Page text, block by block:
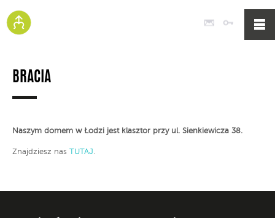
Poczta
BRACIA
Naszym domem w Łodzi jest klasztor przy ul. Sienkiewicza 38.
Znajdziesz nas TUTAJ.